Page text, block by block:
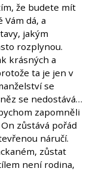
že budete mít
dá, a
jakým
rozplynou.
krásných a
ta je jen v
se
se nedostává…
zapomněli
zůstává pořád
náručí.
zůstat
není rodina,